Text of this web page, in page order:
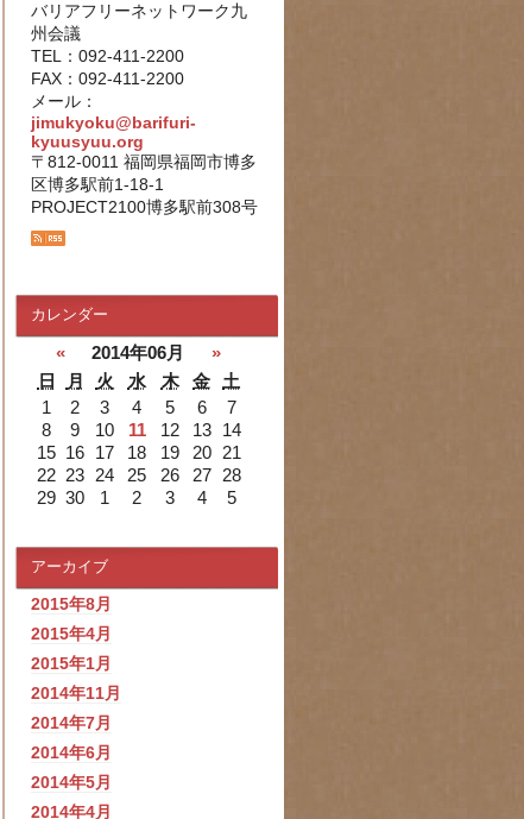
バリアフリーネットワーク九
州会議
TEL：092-411-2200
FAX：092-411-2200
メール：
jimukyoku@barifuri-
kyuusyuu.org
〒812-0011 福岡県福岡市博多
区博多駅前1-18-1
PROJECT2100博多駅前308号
カレンダー
« 2014年06月
»
日
月 火 水 木 金
土
1
2 3 4 5 6
7
8
9 10 11 12 13
14
15 16 17 18 19 20
21
22 23 24 25 26 27
28
29 30 1 2 3 4 5
アーカイブ
2015年8月
2015年4月
2015年1月
2014年11月
2014年7月
2014年6月
2014年5月
2014年4月